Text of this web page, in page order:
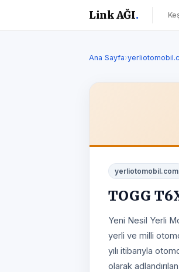
Link AĞI.
Ana Sayfa›
yerliotomobil.com
TOGG
Yeni Nesil Yerli
yerli ve milli
yılı itibarıyla
olarak